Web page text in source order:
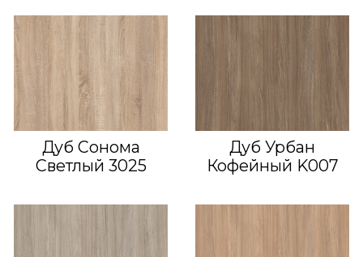
Дуб Сонома
Светлый 3025
Дуб Урбан
Кофейный K007